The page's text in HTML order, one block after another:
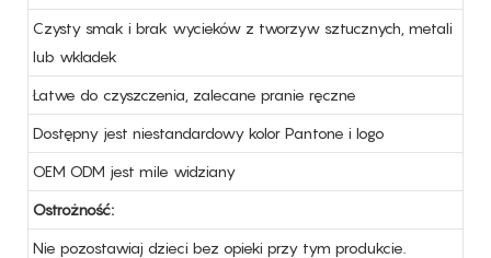
Czysty smak i brak wycieków z tworzyw sztucznych, metali
lub wkładek
Łatwe do czyszczenia, zalecane pranie ręczne
Dostępny jest niestandardowy kolor Pantone i logo
OEM ODM jest mile widziany
Ostrożność:
Nie pozostawiaj dzieci bez opieki przy tym produkcie.